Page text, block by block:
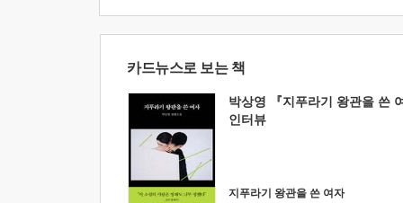
카드뉴스로 보는 책
박상영 『지푸라기 왕관을 쓴
인터뷰
지푸라기 왕관을 쓴 여자